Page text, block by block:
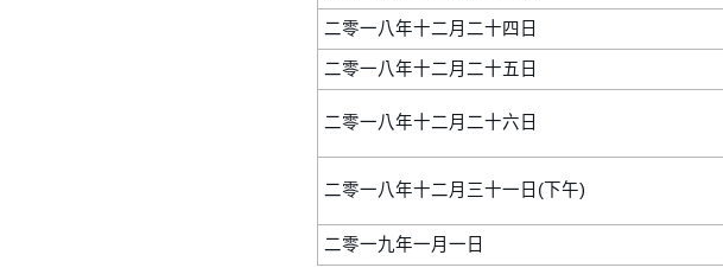
二零一八年十二月二十四日
二零一八年十二月二十五日
二零一八年十二月二十六日
二零一八年十二月三十一日(下午)
二零一九年一月一日